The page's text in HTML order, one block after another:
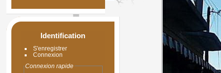
Identification
S'enregistrer
Connexion
Connexion rapide